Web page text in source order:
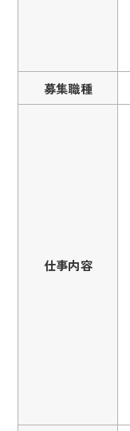
募集職種
仕事内容